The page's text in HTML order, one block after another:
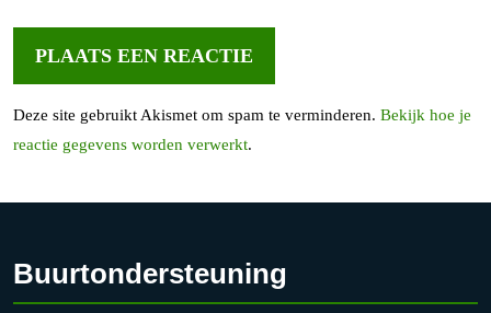
Deze site gebruikt Akismet om spam te verminderen. Bekijk hoe je
reactie gegevens worden verwerkt.
Buurtondersteuning